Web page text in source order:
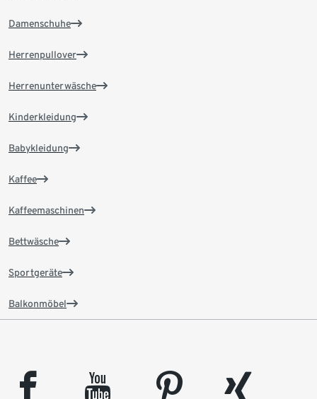
Damenschuhe
Herrenpullover
Herrenunterwäsche
Kinderkleidung
Babykleidung
Kaffee
Kaffeemaschinen
Bettwäsche
Sportgeräte
Balkonmöbel
facebook youtube pinterest
xing